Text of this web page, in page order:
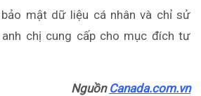
mật dữ liệu cá nhân và chỉ sử
chị cung cấp cho mục đích tư
Nguồn Canada.com.vn